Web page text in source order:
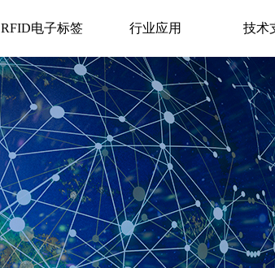
RFID电子标签 行业应用 技术